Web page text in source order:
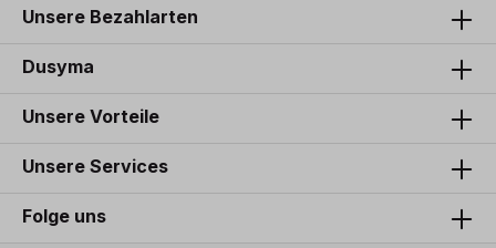
Unsere Bezahlarten
Dusyma
Unsere Vorteile
Unsere Services
Folge uns